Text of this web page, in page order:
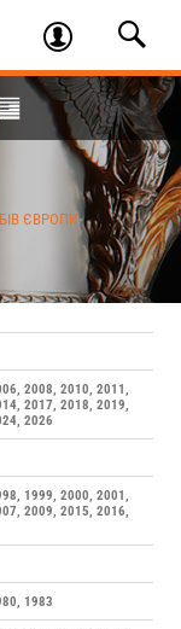
ЄВРОПИ
2008, 2010, 2011,
2017, 2018, 2019,
2026
1999, 2000, 2001,
2009, 2015, 2016,
1983